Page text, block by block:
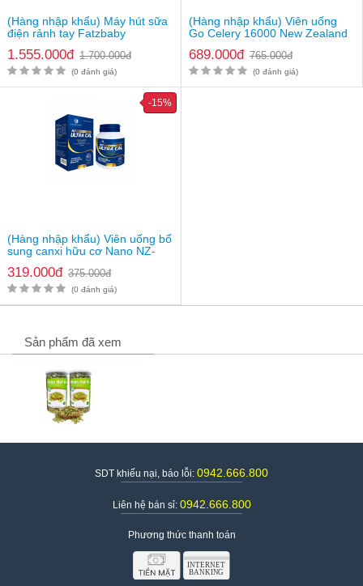
(Hàng nhập khẩu) Máy hút sữa
điện rảnh tay Fatzbaby
1.555.000đ 1.700.000đ
(0 đánh giá)
(Hàng nhập khẩu) Viên uống
Go Celery 16000 New Zealand
689.000đ 765.000đ
(0 đánh giá)
(Hàng nhập khẩu) Viên uống bổ
sung canxi hữu cơ Nano NZ-
319.000đ 375.000đ
-15%
(0 đánh giá)
Sản phẩm đã xem
SDT khiếu nại, báo lỗi: 0942.666.800
Liên hệ bán sỉ: 0942.666.800
Phương thức thanh toán